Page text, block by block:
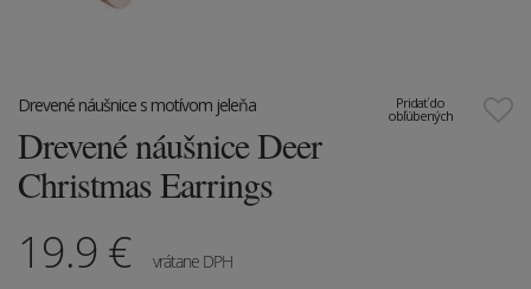
Pridať do
obľúbených
Drevené náušnice s motívom jeleňa
Drevené náušnice Deer
Christmas Earrings
19.9 € vrátane DPH